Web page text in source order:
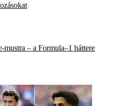
– a Formula–1 háttere